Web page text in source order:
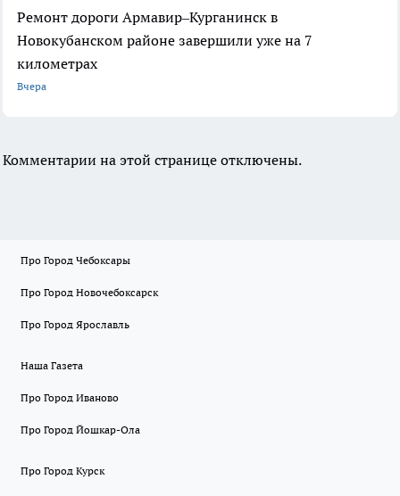
Ремонт дороги Армавир–Курганинск в
Новокубанском районе завершили уже на 7
километрах
Вчера
Комментарии на этой странице отключены.
Про Город Чебоксары
Про Город Новочебоксарск
Про Город Ярославль
Наша Газета
Про Город Иваново
Про Город Йошкар-Ола
Про Город Курск